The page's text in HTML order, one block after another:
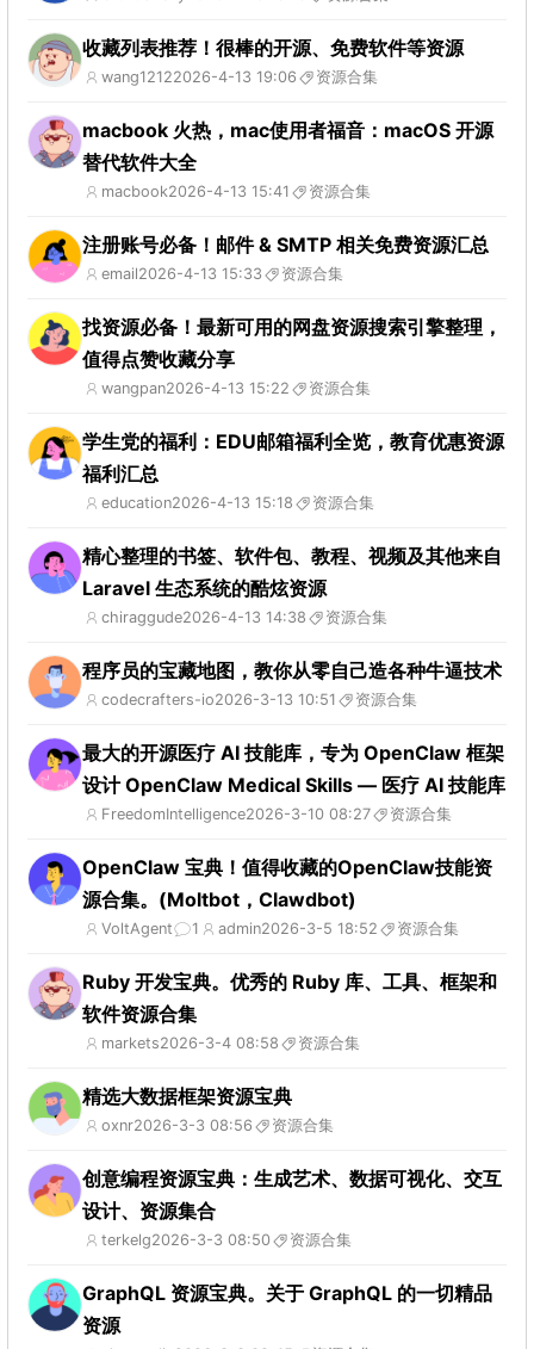
收藏列表推荐！很棒的开源、免费软件等资源
wang12122026-4-13 19:06 资源合集
macbook 火热，mac使用者福音：macOS 开源
替代软件大全
macbook2026-4-13 15:41 资源合集
注册账号必备！邮件 & SMTP 相关免费资源汇总
email2026-4-13 15:33 资源合集
找资源必备！最新可用的网盘资源搜索引擎整理，
值得点赞收藏分享
wangpan2026-4-13 15:22 资源合集
学生党的福利：EDU邮箱福利全览，教育优惠资源
福利汇总
education2026-4-13 15:18 资源合集
精心整理的书签、软件包、教程、视频及其他来自
Laravel 生态系统的酷炫资源
chiraggude2026-4-13 14:38 资源合集
程序员的宝藏地图，教你从零自己造各种牛逼技术
codecrafters-io2026-3-13 10:51 资源合集
最大的开源医疗 AI 技能库，专为 OpenClaw 框架
设计 OpenClaw Medical Skills — 医疗 AI 技能库
FreedomIntelligence2026-3-10 08:27 资源合集
OpenClaw 宝典！值得收藏的OpenClaw技能资
源合集。(Moltbot，Clawdbot)
VoltAgent 1 admin2026-3-5 18:52 资源合集
Ruby 开发宝典。优秀的 Ruby 库、工具、框架和
软件资源合集
markets2026-3-4 08:58 资源合集
精选大数据框架资源宝典
oxnr2026-3-3 08:56 资源合集
创意编程资源宝典：生成艺术、数据可视化、交互
设计、资源集合
terkelg2026-3-3 08:50 资源合集
GraphQL 资源宝典。关于 GraphQL 的一切精品
资源